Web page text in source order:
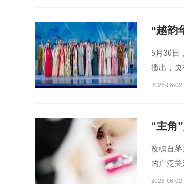
5月30日
播出，央
2026-06-02
“主角
改编自茅
的广泛关
2026-06-02